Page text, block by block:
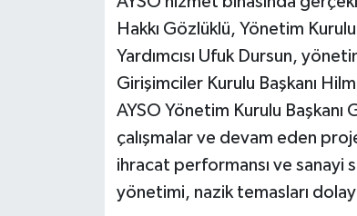
Hakkı Gözlüklü, Yönetim
Yardımcısı Ufuk Dursun,
Girişimciler Kurulu Başkanı
AYSO Yönetim Kurulu
çalışmalar ve devam eden
ihracat performansı ve sanayi
yönetimi, nazik temasları
KÜLTÜR SANAT
MAGAZİN
POLİTİKA